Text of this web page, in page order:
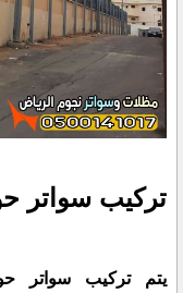
تركيب سواتر
يتم تركيب سواتر